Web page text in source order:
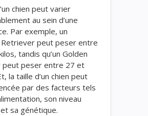
chien peut varier
au sein d’une
Par exemple, un
peut peser entre
tandis qu’un Golden
peut peser entre 27 et
la taille d’un chien peut
par des facteurs tels
son niveau
sa génétique.